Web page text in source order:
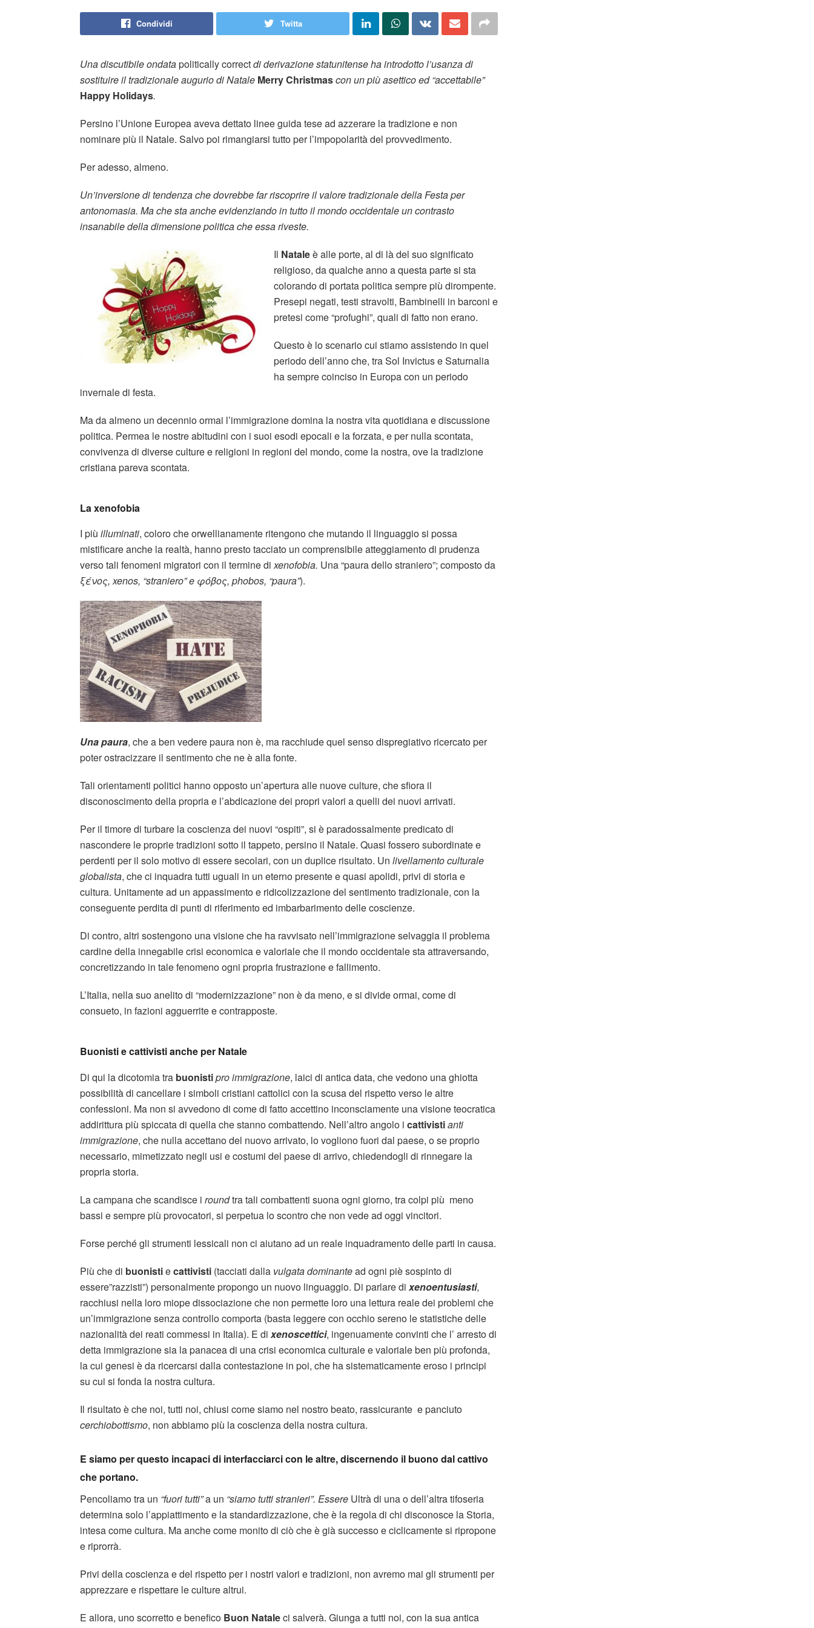
Condividi Twitta
Una discutibile ondatapolitically correctdi derivazione statunitense ha introdotto l’usanza di
sostituire il tradizionale augurio di Natale Merry Christmascon un più asettico ed “accettabile”
Happy Holidays.
Persino l’Unione Europea aveva dettato linee guida tese ad azzerare la tradizione e non
nominare più il Natale. Salvo poi rimangiarsi tutto per l’impopolarità del provvedimento.
Per adesso, almeno.
Un’inversione di tendenza che dovrebbe far riscoprire il valore tradizionale della Festa per
antonomasia. Ma che sta anche evidenziando in tutto il mondo occidentale un contrasto
insanabile della dimensione politica che essa riveste.
Il Nataleè alle porte, al di là del suo significato
religioso, da qualche anno a questa parte si sta
colorando di portata politica sempre più dirompente.
Presepi negati, testi stravolti, Bambinelli in barconi e
pretesi come “profughi”, quali di fatto non erano.
Questo è lo scenario cui stiamo assistendo in quel
periodo dell’anno che, tra Sol Invictus e Saturnalia
ha sempre coinciso in Europa con un periodo
invernale di festa.
Ma da almeno un decennio ormai l’immigrazione domina la nostra vita quotidiana e discussione
politica. Permea le nostre abitudini con i suoi esodi epocali e la forzata, e per nulla scontata,
convivenza di diverse culture e religioni in regioni del mondo, come la nostra, ove la tradizione
cristiana pareva scontata.
La xenofobia
I più illuminati, coloro che orwellianamente ritengono che mutando il linguaggio si possa
mistificare anche la realtà, hanno presto tacciato un comprensibile atteggiamento di prudenza
verso tali fenomeni migratori con il termine dixenofobia. Una “paura dello straniero”; composto da
ξένος, xenos, “straniero” e φόβος, phobos, “paura”).
Una paura, che a ben vedere paura non è, ma racchiude quel senso dispregiativo ricercato per
poter ostracizzare il sentimento che ne è alla fonte.
Tali orientamenti politici hanno opposto un’apertura alle nuove culture, che sfiora il
disconoscimento della propria e l’abdicazione dei propri valori a quelli dei nuovi arrivati.
Per il timore di turbare la coscienza dei nuovi “ospiti”, si è paradossalmente predicato di
nascondere le proprie tradizioni sotto il tappeto, persino il Natale. Quasi fossero subordinate e
perdenti per il solo motivo di essere secolari, con un duplice risultato. Un livellamento culturale
globalista, che ci inquadra tutti uguali in un eterno presente e quasi apolidi, privi di storia e
cultura. Unitamente ad un appassimento e ridicolizzazione del sentimento tradizionale, con la
conseguente perdita di punti di riferimento ed imbarbarimento delle coscienze.
Di contro, altri sostengono una visione che ha ravvisato nell’immigrazione selvaggia il problema
cardine della innegabile crisi economica e valoriale che il mondo occidentale sta attraversando,
concretizzando in tale fenomeno ogni propria frustrazione e fallimento.
L’Italia, nella suo anelito di “modernizzazione” non è da meno, e si divide ormai, come di
consueto, in fazioni agguerrite e contrapposte.
Buonisti e cattivisti anche per Natale
Di qui la dicotomia tra buonistipro immigrazione, laici di antica data, che vedono una ghiotta
possibilità di cancellare i simboli cristiani cattolici con la scusa del rispetto verso le altre
confessioni. Ma non si avvedono di come di fatto accettino inconsciamente una visione teocratica
addirittura più spiccata di quella che stanno combattendo. Nell’altro angolo i cattivistianti
immigrazione, che nulla accettano del nuovo arrivato, lo vogliono fuori dal paese, o se proprio
necessario, mimetizzato negli usi e costumi del paese di arrivo, chiedendogli di rinnegare la
propria storia.
La campana che scandisce i roundtra tali combattenti suona ogni giorno, tra colpi più meno
bassi e sempre più provocatori, si perpetua lo scontro che non vede ad oggi vincitori.
Forse perché gli strumenti lessicali non ci aiutano ad un reale inquadramento delle parti in causa.
Più che di buonistiecattivisti (tacciati dalla vulgata dominantead ogni piè sospinto di
essere”razzisti”) personalmente propongo un nuovo linguaggio. Di parlare di xenoentusiasti,
racchiusi nella loro miope dissociazione che non permette loro una lettura reale dei problemi che
un’immigrazione senza controllo comporta (basta leggere con occhio sereno le statistiche delle
nazionalità dei reati commessi in Italia). E di xenoscettici, ingenuamente convinti che l’ arresto di
detta immigrazione sia la panacea di una crisi economica culturale e valoriale ben più profonda,
la cui genesi è da ricercarsi dalla contestazione in poi, che ha sistematicamente eroso i principi
su cui si fonda la nostra cultura.
Il risultato è che noi, tutti noi, chiusi come siamo nel nostro beato, rassicurante e panciuto
cerchiobottismo, non abbiamo più la coscienza della nostra cultura.
E siamo per questo incapaci di interfacciarci con le altre, discernendo il buono dal cattivo
che portano.
Pencoliamo tra un “fuori tutti”a un “siamo tutti stranieri”. Essere Ultrà di una o dell’altra tifoseria
determina solo l’appiattimento e la standardizzazione, che è la regola di chi disconosce la Storia,
intesa come cultura. Ma anche come monito di ciò che è già successo e ciclicamente si ripropone
e riprorrà.
Privi della coscienza e del rispetto per i nostri valori e tradizioni, non avremo mai gli strumenti per
apprezzare e rispettare le culture altrui.
E allora, uno scorretto e benefico Buon Nataleci salverà. Giunga a tutti noi, con la sua antica